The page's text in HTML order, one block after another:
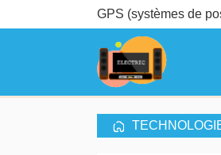
GPS (systèmes de